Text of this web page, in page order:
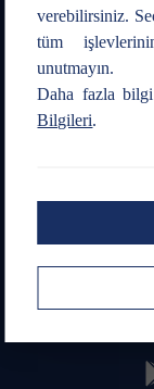
0216
verebilirsiniz.
tüm
unutmayın.
Daha fazla bilgi
Bilgileri.